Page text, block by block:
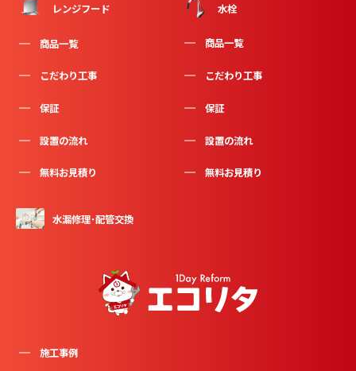
施工事例
レンジフード
商品一覧
こだわり工事
保証
設置の流れ
無料お見積り
水栓
商品一覧
こだわり工事
保証
設置の流れ
無料お見積り
水漏修理･配管交換